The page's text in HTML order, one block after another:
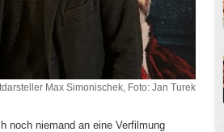
Max Simonischek, Foto: Jan Turek
noch niemand an eine Verfilmung